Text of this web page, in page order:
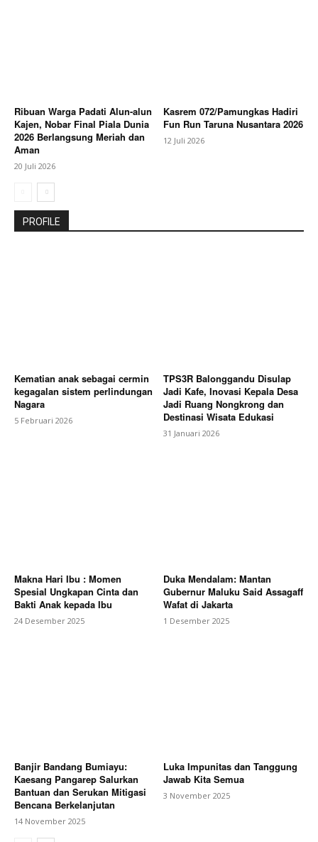
Ribuan Warga Padati Alun-alun
Kajen, Nobar Final Piala Dunia
2026 Berlangsung Meriah dan
Aman
20 Juli 2026
Kasrem 072/Pamungkas Hadiri
Fun Run Taruna Nusantara 2026
12 Juli 2026
PROFILE
Kematian anak sebagai cermin
kegagalan sistem perlindungan
Nagara
5 Februari 2026
TPS3R Balonggandu Disulap
Jadi Kafe, Inovasi Kepala Desa
Jadi Ruang Nongkrong dan
Destinasi Wisata Edukasi
31 Januari 2026
Makna Hari Ibu : Momen
Spesial Ungkapan Cinta dan
Bakti Anak kepada Ibu
24 Desember 2025
Duka Mendalam: Mantan
Gubernur Maluku Said Assagaff
Wafat di Jakarta
1 Desember 2025
Banjir Bandang Bumiayu:
Kaesang Pangarep Salurkan
Bantuan dan Serukan Mitigasi
Bencana Berkelanjutan
14 November 2025
Luka Impunitas dan Tanggung
Jawab Kita Semua
3 November 2025